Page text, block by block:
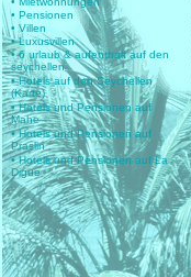
• Pensionen
• Villen
• Luxusvillen
• 6 urlaub & aufenthalt auf den
seychellen
• Hotels auf den Seychellen
(Karte)
• Hotels und Pensionen auf
Mahe
• Hotels und Pensionen auf
Praslin
• Hotels und Pensionen auf La
Digue